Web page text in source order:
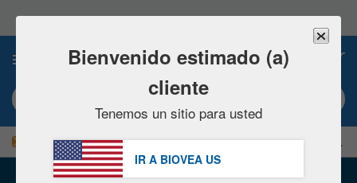
este
sitio
incluye
sistema
de Búsqueda por palabra clave o nº artículo
¡AHORRE UN 15 % AHORA! | GRATUITAEntrega $62.700 »
Bienvenido estimado (a)
cliente
Tenemos un sitio para usted
IR A BIOVEA US